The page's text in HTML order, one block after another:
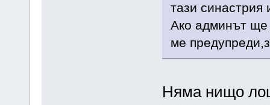
тази
Ако админът ще
ме
Няма нищо